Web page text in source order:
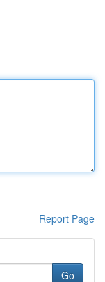
Report Page
Go